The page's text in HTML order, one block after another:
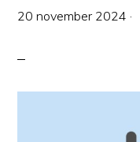
Västerbotten
20 november 2024 ·